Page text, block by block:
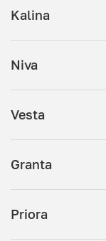
Kalina
Niva
Vesta
Granta
Priora